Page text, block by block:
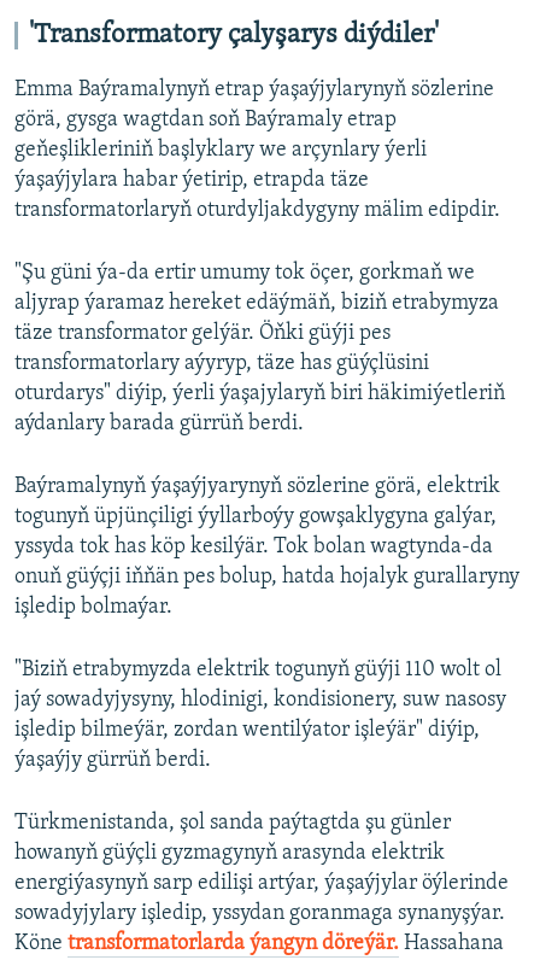
'Transformatory çalyşarys diýdiler'
Emma Baýramalynyň etrap ýaşaýjylarynyň sözlerine
görä, gysga wagtdan soň Baýramaly etrap
geňeşlikleriniň başlyklary we arçynlary ýerli
ýaşaýjylara habar ýetirip, etrapda täze
transformatorlaryň oturdyljakdygyny mälim edipdir.
"Şu güni ýa-da ertir umumy tok öçer, gorkmaň we
aljyrap ýaramaz hereket edäýmäň, biziň etrabymyza
täze transformator gelýär. Öňki güýji pes
transformatorlary aýyryp, täze has güýçlüsini
oturdarys" diýip, ýerli ýaşajylaryň biri häkimiýetleriň
aýdanlary barada gürrüň berdi.
Baýramalynyň ýaşaýjyarynyň sözlerine görä, elektrik
togunyň üpjünçiligi ýyllarboýy gowşaklygyna galýar,
yssyda tok has köp kesilýär. Tok bolan wagtynda-da
onuň güýçji iňňän pes bolup, hatda hojalyk gurallaryny
işledip bolmaýar.
"Biziň etrabymyzda elektrik togunyň güýji 110 wolt ol
jaý sowadyjysyny, hlodinigi, kondisionery, suw nasosy
işledip bilmeýär, zordan wentilýator işleýär" diýip,
ýaşaýjy gürrüň berdi.
Türkmenistanda, şol sanda paýtagtda şu günler
howanyň güýçli gyzmagynyň arasynda elektrik
energiýasynyň sarp edilişi artýar, ýaşaýjylar öýlerinde
sowadyjylary işledip, yssydan goranmaga synanyşýar.
Köne transformatorlarda ýangyn döreýär. Hassahana